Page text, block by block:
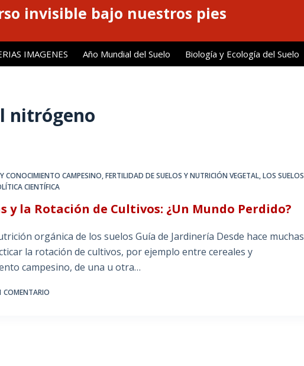
invisible bajo nuestros pies
IMAGENES Año Mundial del Suelo Biología y Ecología del Suelo
nitrógeno
CONOCIMIENTO CAMPESINO,FERTILIDAD DE SUELOS Y NUTRICIÓN VEGETAL,LOS SUELOS
CIENTÍFICA
y la Rotación de Cultivos: ¿Un Mundo Perdido?
orgánica de los suelos Guía de Jardinería Desde hace muchas
la rotación de cultivos, por ejemplo entre cereales y
campesino, de una u otra…
COMENTARIO